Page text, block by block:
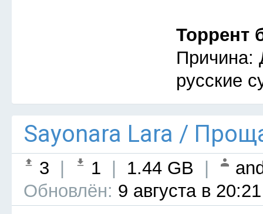
Торрент
Причина:
русские
Sayonara Lara /
3 1 1.44 GB
Обновлён: 9 августа в 20:21